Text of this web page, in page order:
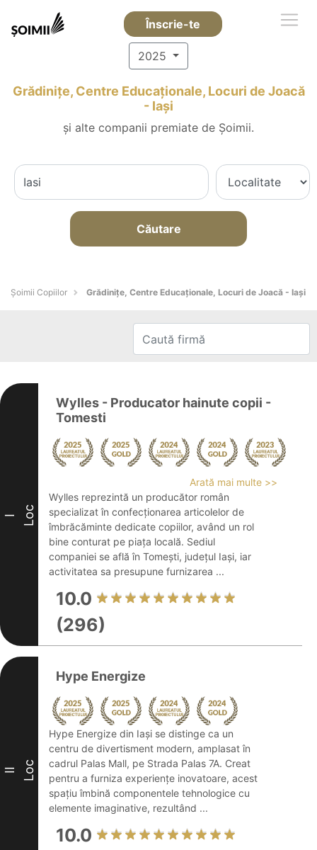
Înscrie-te
2025
Grădinițe, Centre Educaționale, Locuri de Joacă
- Iaşi
și alte companii premiate de Șoimii.
Căutare
Șoimii Copiilor Grădinițe, Centre Educaționale, Locuri de Joacă - Iaşi
I Loc
Wylles - Producator hainute copii -
Tomesti
Arată mai multe >>
Wylles reprezintă un producător român
specializat în confecționarea articolelor de
îmbrăcăminte dedicate copiilor, având un rol
bine conturat pe piața locală. Sediul
companiei se află în Tomești, județul Iași, iar
activitatea sa presupune furnizarea ...
10.0
(296)
II Loc
Hype Energize
Hype Energize din Iași se distinge ca un
centru de divertisment modern, amplasat în
cadrul Palas Mall, pe Strada Palas 7A. Creat
pentru a furniza experiențe inovatoare, acest
spațiu îmbină componentele tehnologice cu
elemente imaginative, rezultând ...
10.0